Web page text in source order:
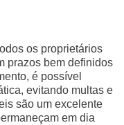
os proprietários
prazos bem definidos
é possível
evitando multas e
são um excelente
em dia